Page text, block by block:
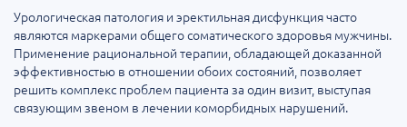
Урологическая патология и эректильная дисфункция часто
являются маркерами общего соматического здоровья мужчины.
Применение рациональной терапии, обладающей доказанной
эффективностью в отношении обоих состояний, позволяет
решить комплекс проблем пациента за один визит, выступая
связующим звеном в лечении коморбидных нарушений.